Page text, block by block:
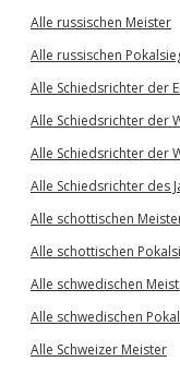
Alle russischen Meister
Alle russischen
Alle Schiedsrichter der
Alle Schiedsrichter der
Alle Schiedsrichter der
Alle Schiedsrichter des
Alle schottischen
Alle schottischen
Alle schwedischen
Alle schwedischen
Alle Schweizer Meister